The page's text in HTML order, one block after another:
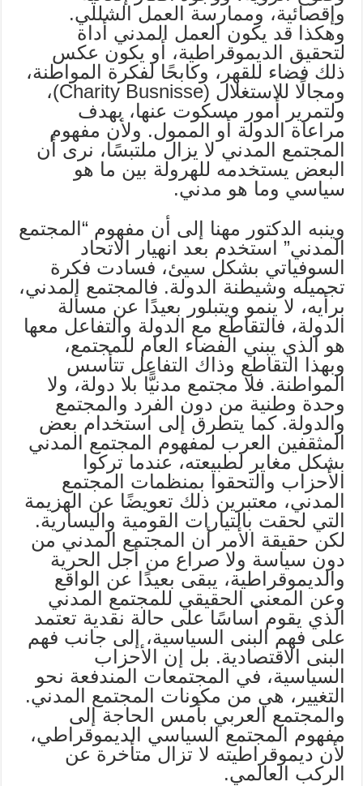
وإقصائية، وممارسة العمل الشللي.
وهكذا قد يكون العمل المدني أداة
لتحقيق الديموقراطية، أو يكون عكس
ذلك فضاء للقهر، وكابحًا لفكرة المواطنة،
ومجالًا للاستغلال (Charity Busnisse)،
ولتمرير أمور مسكوت عنها، بهدف
مراعاة الدولة أو الممول. ولأن مفهوم
المجتمع المدني لا يزال ملتبسًا، نرى أن
البعض يستخدمه للهرولة بين ما هو
سياسي وما هو مدني.
وينبه الدكتور مهنا إلى أن مفهوم “المجتمع
المدني” استخدم بعد انهيار الاتحاد
السوفياتي بشكل سيئ، فسادت فكرة
تجميله وشيطنة الدولة. فالمجتمع المدني،
برأيه، لا ينمو ويتبلور بعيدًا عن مسألة
الدولة، فالتقاطع مع الدولة والتفاعل معها
هو الذي يبني الفضاء العام للمجتمع،
وبهذا التقاطع وذاك التفاعل تتأسس
المواطنة. فلا مجتمع مدنيًّا بلا دولة، ولا
وحدة وطنية من دون الفرد والمجتمع
والدولة. كما يتطرق إلى استخدام بعض
المثقفين العرب لمفهوم المجتمع المدني
بشكل مغاير لطبيعته، عندما تركوا
الأحزاب والتحقوا بمنظمات المجتمع
المدني، معتبرين ذلك تعويضًا عن الهزيمة
التي لحقت بالتيارات القومية واليسارية.
لكن حقيقة الأمر أن المجتمع المدني من
دون سياسة ولا صراع من أجل الحرية
والديموقراطية، يبقى بعيدًا عن الواقع
وعن المعنى الحقيقي للمجتمع المدني
الذي يقوم أساسًا على حالة نقدية تعتمد
على فهم البنى السياسية، إلى جانب فهم
البنى الاقتصادية. بل إن الأحزاب
السياسية، في المجتمعات المندفعة نحو
التغيير، هي من مكونات المجتمع المدني.
والمجتمع العربي بأمس الحاجة إلى
مفهوم المجتمع السياسي الديموقراطي،
لأن ديموقراطيته لا تزال متأخرة عن
الركب العالمي.